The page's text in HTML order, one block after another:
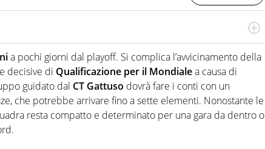
lo sport in tutte le sfaccettature. Tocca l'apice quando ha
interviste ai grandi protagonisti
a pochi giorni dal playoff. Si complica l’avvicinamento della
decisive di Qualificazione per il Mondialea causa di
guidato dal CT Gattuso dovrà fare i conti con un
che potrebbe arrivare fino a sette elementi. Nonostante le
resta compatto e determinato per una gara da dentro o